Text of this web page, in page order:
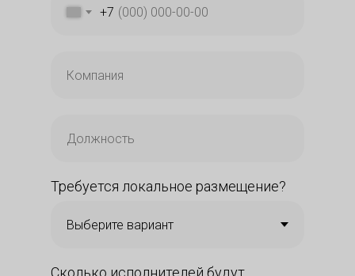
+7
Требуется локальное размещение?
Сколько исполнителей будут